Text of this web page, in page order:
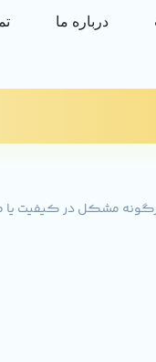
درباره ما
مشکل در کیفیت یا